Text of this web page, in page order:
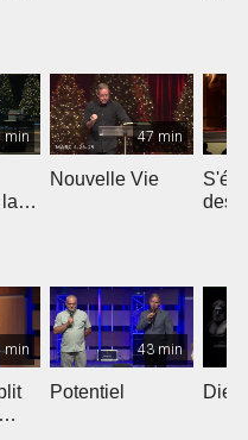
min 47 min
Nouvelle Vie
min 43 min
Potentiel Dieu